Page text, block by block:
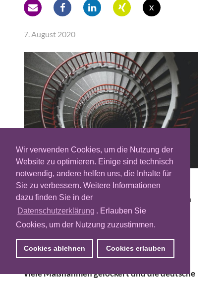
Wir verwenden Cookies, um die Nutzung der
Website zu optimieren. Einige sind technisch
notwendig, andere helfen uns, die Inhalte für
Sie zu verbessern. Weitere Informationen
dazu finden Sie in der
Datenschutzerklärung . Erlauben Sie
Cookies, um der Nutzung zuzustimmen.
Cookies ablehnen Cookies erlauben
x
7. August 2020
Die Maßnahmen, die gegen die Ausbreitung
des Coronavirus von der Bundesregierung in
der ersten Jahreshälfte getroffen wurden,
schränkten die deutsche Wirtschaft massiv
ein und haben auch die Werbeindustrie seit
der zweiten Märzhälfte stark in
Mitleidenschaft gezogen. Mittlerweile sind
viele Maßnahmen gelockert und die deutsche